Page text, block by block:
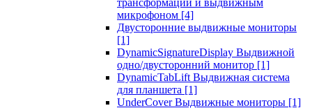
трансформации и выдвижным
микрофоном [4]
Двусторонние выдвижные мониторы
[1]
DynamicSignatureDisplay Выдвижной
одно/двусторонний монитор [1]
DynamicTabLift Выдвижная система
для планшета [1]
UnderCover Выдвижные мониторы [1]